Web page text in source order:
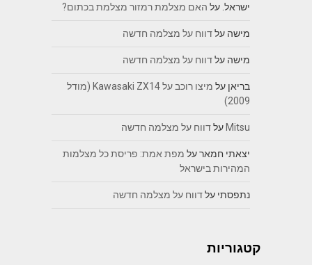
ישראל. על האם מצלמת רמזור מצלמת בכתום?
מישה עלדווח על מצלמה חדשה
מישה עלדווח על מצלמה חדשה
בריאן על
מיצו רוכב על Kawasaki ZX14 (מודל
2009)
Mitsu עלדווח על מצלמה חדשה
יצאתי חמארעל מפת אמת: פריסת כל מצלמות
המהירות בישראל
נתפסתי עלדווח על מצלמה חדשה
קטגוריות